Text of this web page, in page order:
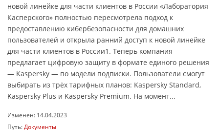
новой линейке для части клиентов в России «Лаборатория
Касперского» полностью пересмотрела подход к
предоставлению кибербезопасности для домашних
пользователей и открыла ранний доступ к новой линейке
для части клиентов в России1. Теперь компания
предлагает цифровую защиту в формате единого решения
— Kaspersky — по модели подписки. Пользователи смогут
выбирать из трёх тарифных планов: Kaspersky Standard,
Kaspersky Plus и Kaspersky Premium. На момент...
Изменен: 14.04.2023
Путь: Документы